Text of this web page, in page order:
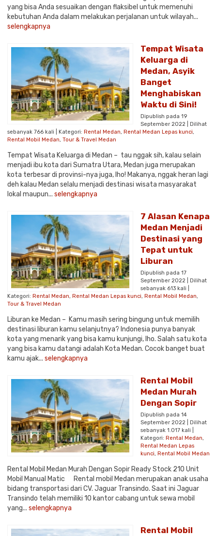
yang bisa Anda sesuaikan dengan flaksibel untuk memenuhi
kebutuhan Anda dalam melakukan perjalanan untuk wilayah...
selengkapnya
Tempat Wisata
Keluarga di
Medan, Asyik
Banget
Menghabiskan
Waktu di Sini!
Dipublish pada 19
September 2022 | Dilihat
sebanyak 766 kali | Kategori: Rental Medan, Rental Medan Lepas kunci,
Rental Mobil Medan, Tour & Travel Medan
Tempat Wisata Keluarga di Medan – tau nggak sih, kalau selain
menjadi ibu kota dari Sumatra Utara, Medan juga merupakan
kota terbesar di provinsi-nya juga, lho! Makanya, nggak heran lagi
deh kalau Medan selalu menjadi destinasi wisata masyarakat
lokal maupun... selengkapnya
7 Alasan Kenapa
Medan Menjadi
Destinasi yang
Tepat untuk
Liburan
Dipublish pada 17
September 2022 | Dilihat
sebanyak 613 kali |
Kategori: Rental Medan, Rental Medan Lepas kunci, Rental Mobil Medan,
Tour & Travel Medan
Liburan ke Medan – Kamu masih sering bingung untuk memilih
destinasi liburan kamu selanjutnya? Indonesia punya banyak
kota yang menarik yang bisa kamu kunjungi, lho. Salah satu kota
yang bisa kamu datangi adalah Kota Medan. Cocok banget buat
kamu ajak... selengkapnya
Rental Mobil
Medan Murah
Dengan Sopir
Dipublish pada 14
September 2022 | Dilihat
sebanyak 1.017 kali |
Kategori: Rental Medan,
Rental Medan Lepas
kunci, Rental Mobil Medan
Rental Mobil Medan Murah Dengan Sopir Ready Stock 210 Unit
Mobil Manual Matic Rental mobil Medan merupakan anak usaha
bidang transportasi dari CV. Jaguar Transindo. Saat ini Jaguar
Transindo telah memiliki 10 kantor cabang untuk sewa mobil
yang... selengkapnya
Rental Mobil